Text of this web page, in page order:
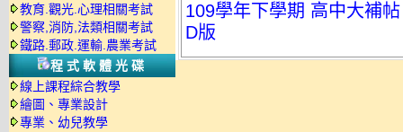
教育.觀光.心理相關考試
警察,消防,法類相關考試
鐵路.郵政.運輸.農業考試
程式軟體光碟
線上課程綜合教學
繪圖、專業設計
專業、幼兒教學
109學年下學期 高中大補
D版